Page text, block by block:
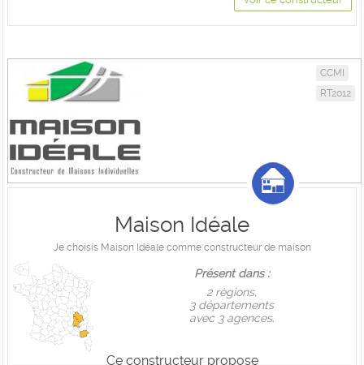
CCMI
RT2012
Maison Idéale
Je choisis Maison Idéale comme constructeur de maison
Présent dans :
2 règions,
3 départements
avec 3 agences.
Ce constructeur propose